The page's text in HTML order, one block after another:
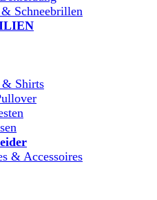
Schneebrillen
& Shirts
& Accessoires